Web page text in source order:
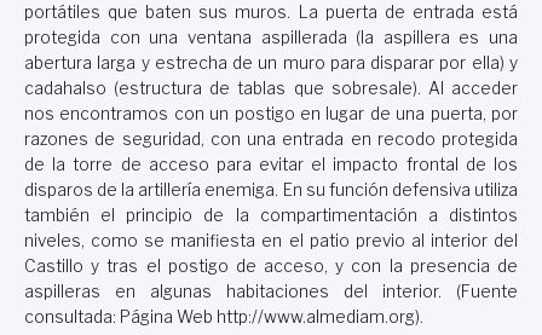
portátiles que baten sus muros. La puerta de entrada está
protegida con una ventana aspillerada (la aspillera es una
abertura larga y estrecha de un muro para disparar por ella) y
cadahalso (estructura de tablas que sobresale). Al acceder
nos encontramos con un postigo en lugar de una puerta, por
razones de seguridad, con una entrada en recodo protegida
de la torre de acceso para evitar el impacto frontal de los
disparos de la artillería enemiga. En su función defensiva utiliza
también el principio de la compartimentación a distintos
niveles, como se manifiesta en el patio previo al interior del
Castillo y tras el postigo de acceso, y con la presencia de
aspilleras en algunas habitaciones del interior. (Fuente
consultada: Página Web http://www.almediam.org).